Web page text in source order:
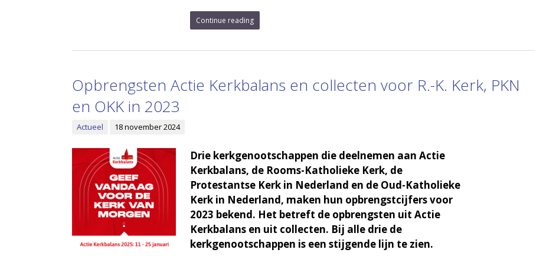
Continue reading
Opbrengsten Actie Kerkbalans en collecten voor R.-K. Kerk, PKN
en OKK in 2023
Actueel 18 november 2024
Drie kerkgenootschappen die deelnemen aan Actie
Kerkbalans, de Rooms-Katholieke Kerk, de
Protestantse Kerk in Nederland en de Oud-Katholieke
Kerk in Nederland, maken hun opbrengstcijfers voor
2023 bekend. Het betreft de opbrengsten uit Actie
Kerkbalans en uit collecten. Bij alle drie de
kerkgenootschappen is een stijgende lijn te zien.